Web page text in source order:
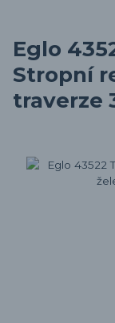
Eglo
Stropní
traverze